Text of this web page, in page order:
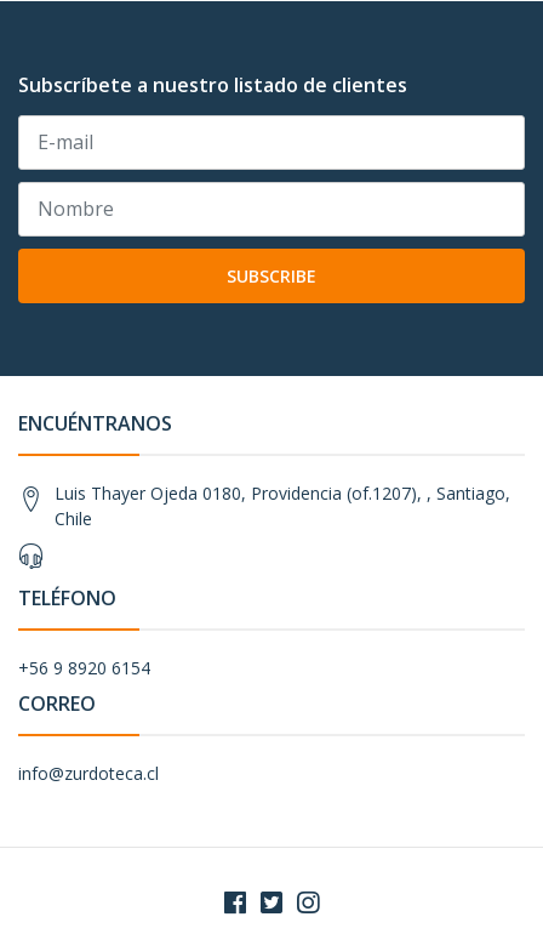
Subscríbete a nuestro listado de clientes
SUBSCRIBE
ENCUÉNTRANOS
Luis Thayer Ojeda 0180, Providencia (of.1207), , Santiago,
Chile
TELÉFONO
+56 9 8920 6154
CORREO
info@zurdoteca.cl